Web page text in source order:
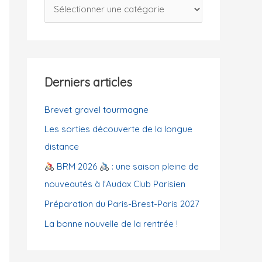
h
a
r
i
e
s
Derniers articles
Brevet gravel tourmagne
Les sorties découverte de la longue
distance
BRM 2026
: une saison pleine de
nouveautés à l’Audax Club Parisien
Préparation du Paris-Brest-Paris 2027
La bonne nouvelle de la rentrée !